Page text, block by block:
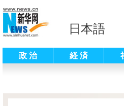
日本語
政 治 経 済